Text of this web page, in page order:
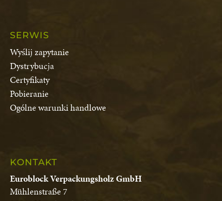
SERWIS
Wyślij zapytanie
Dystrybucja
Certyfikaty
Pobieranie
Ogólne warunki handlowe
KONTAKT
Euroblock Verpackungsholz GmbH
Mühlenstraße 7